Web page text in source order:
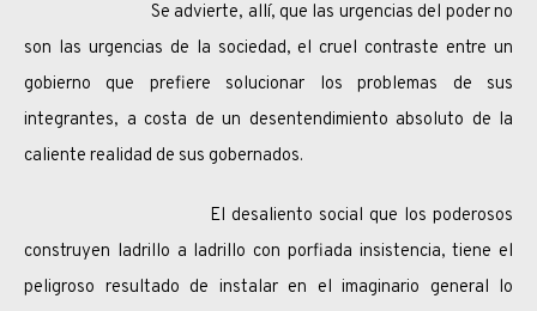
Se advierte, allí, que las urgencias del poder no
son las urgencias de la sociedad, el cruel contraste entre un
gobierno que prefiere solucionar los problemas de sus
integrantes, a costa de un desentendimiento absoluto de la
caliente realidad de sus gobernados.
El desaliento social que los poderosos
construyen ladrillo a ladrillo con porfiada insistencia, tiene el
peligroso resultado de instalar en el imaginario general lo